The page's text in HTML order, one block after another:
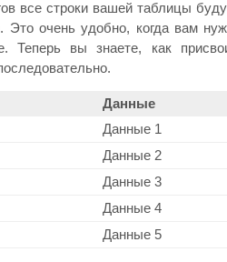
все строки вашей таблицы
Это очень удобно, когда вам
Теперь вы знаете, как
Данные
Данные 1
Данные 2
Данные 3
Данные 4
Данные 5